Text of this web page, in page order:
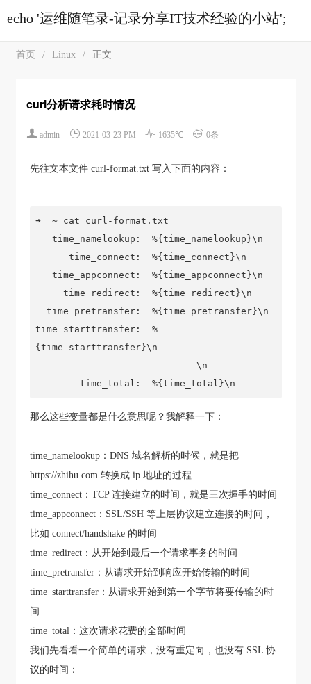
echo '运维随笔录-记录分享IT技术经验的小站';
首页 / Linux / 正文
curl分析请求耗时情况
 admin  2021-03-23 PM  1635℃  0条
先往文本文件 curl-format.txt 写入下面的内容：
➜  ~ cat curl-format.txt
time_namelookup:  %{time_namelookup}\n
time_connect:  %{time_connect}\n
time_appconnect:  %{time_appconnect}\n
time_redirect:  %{time_redirect}\n
time_pretransfer:  %{time_pretransfer}\n
time_starttransfer:  %
{time_starttransfer}\n
----------\n
time_total:  %{time_total}\n
那么这些变量都是什么意思呢？我解释一下：
time_namelookup：DNS 域名解析的时候，就是把
https://zhihu.com 转换成 ip 地址的过程
time_connect：TCP 连接建立的时间，就是三次握手的时间
time_appconnect：SSL/SSH 等上层协议建立连接的时间，
比如 connect/handshake 的时间
time_redirect：从开始到最后一个请求事务的时间
time_pretransfer：从请求开始到响应开始传输的时间
time_starttransfer：从请求开始到第一个字节将要传输的时
间
time_total：这次请求花费的全部时间
我们先看看一个简单的请求，没有重定向，也没有 SSL 协
议的时间：